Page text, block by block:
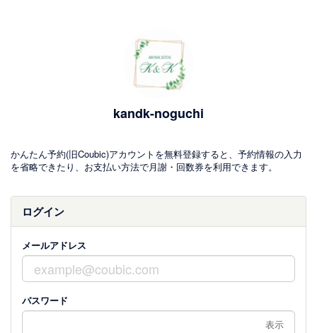
kandk-noguchi
かんたん予約(旧Coubic)アカウントを無料登録すると、予約情報の入力
を省略できたり、お支払い方法で月謝・回数券を利用できます。
ログイン
メールアドレス
パスワード
表示